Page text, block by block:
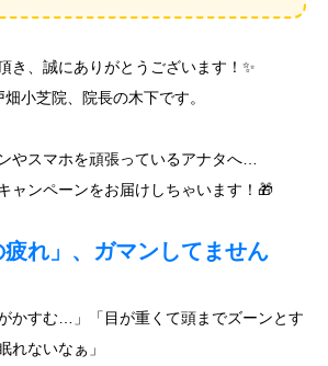
き、誠にありがとうございます！✨
小芝院、院長の木下です。
やスマホを頑張っているアナタへ…
ャンペーンをお届けしちゃいます！🎁
疲れ」、ガマンしてません
かすむ…」「目が重くて頭までズーンとす
れないなぁ」